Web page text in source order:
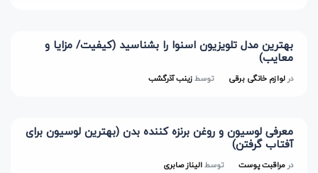
بهترین مدل تلویزیون اسنوا را بشناسید (کیفیت/ مزایا و
معایب)
درلوازم خانگی برقی توسطزینب آذرگشب
معرفی لوسیون و روغن برنزه کننده بدن (بهترین لوسیون برای
آفتاب گرفتن)
درمراقبت پوست توسطالیناز صابری